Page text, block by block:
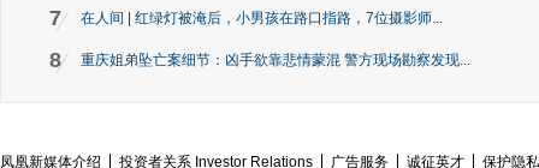
7 在人间 | 红绿灯被淹后，小男孩在路口指路，7位摄影师...
8 重庆姐弟坠亡案细节：凶手欲靠悲情蒙混 警方现场勘察发现...
凤凰新媒体介绍 投资者关系 Investor Relations 广告服务 诚征英才
保护隐